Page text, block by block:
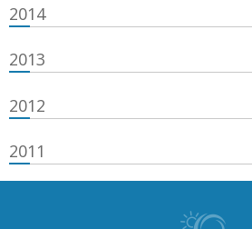
2014
2013
2012
2011